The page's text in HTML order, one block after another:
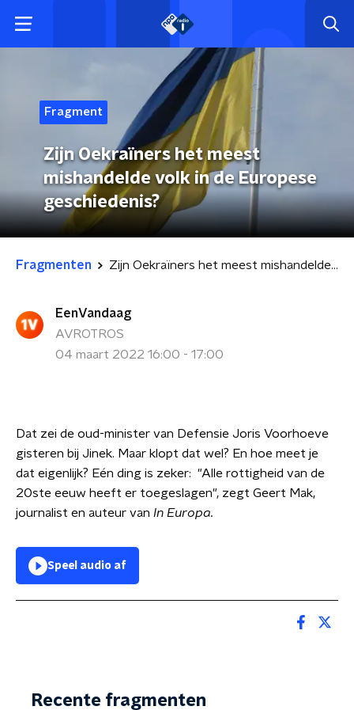
Fragment
Zijn Oekraïners het meest
mishandelde volk in de Europese
geschiedenis?
Fragmenten Zijn Oekraïners het meest mishandelde volk in de Europese geschiedenis?
EenVandaag
AVROTROS
04 maart 2022 16:00 - 17:00
Dat zei de oud-minister van Defensie Joris Voorhoeve
gisteren bij Jinek. Maar klopt dat wel? En hoe meet je
dat eigenlijk? Eén ding is zeker: "Alle rottigheid van de
20ste eeuw heeft er toegeslagen", zegt Geert Mak,
journalist en auteur van In Europa.
Speel audio af
Recente fragmenten